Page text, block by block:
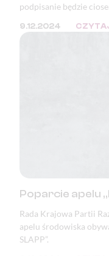
podpisanie będzie
względem
9.12.2024
Poparcie apelu
Rada Krajowa Partii
apelu środowiska
SLAPP”.